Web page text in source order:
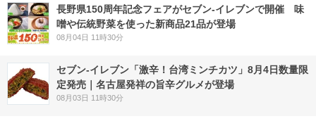
長野県150周年記念フェアがセブン-イレブンで開催 味
噌や伝統野菜を使った新商品21品が登場
08月04日 11時30分
セブン-イレブン「激辛！台湾ミンチカツ」8月4日数量限
定発売｜名古屋発祥の旨辛グルメが登場
08月03日 11時30分